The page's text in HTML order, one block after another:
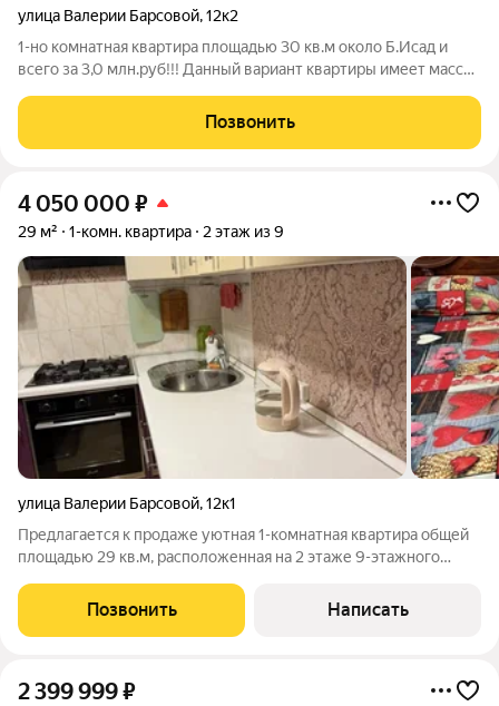
улица Валерии Барсовой,12к2
1-но комнатная квартира площадью 30 кв.м около Б.Исад и
всего за 3,0 млн.руб!!! Данный вариант квартиры имеет массу
квартиры для молодой семьи) на ул. В. Барсовой (самый
обустроенный и
Позвонить
4 050 000 ₽
29 м² 1-комн. квартира 2 этаж из 9
улица Валерии Барсовой,12к1
Предлагается к продаже уютная 1-комнатная квартира общей
площадью 29 кв.м, расположенная на 2 этаже 9-этажного
проживания, так и для выгодной сдачи в аренду. Ключевые
преимущества: Расположение:
Позвонить Написать
2 399 999₽